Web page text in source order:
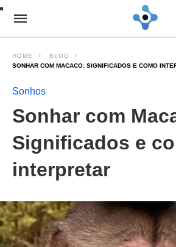
HOME
BLOG
SONHAR COM MACACO: SIGNIFICADOS E COMO
Sonhos
Sonhar com
Significados e
interpretar